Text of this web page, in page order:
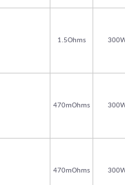
1.5Ohms
470mOhms
470mOhms